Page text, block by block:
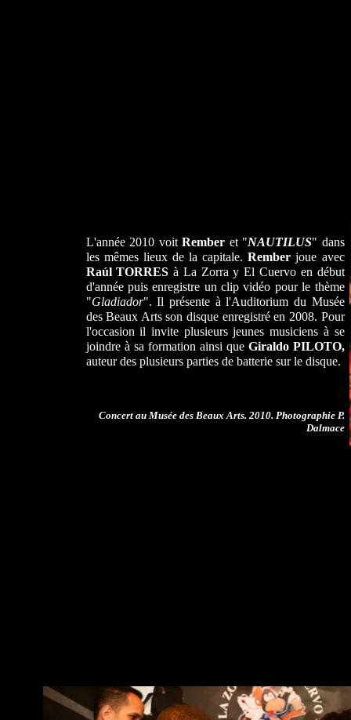
L'année 2010 voit Rember et "NAUTILUS" dans
les mêmes lieux de la capitale.Rember joue avec
Raúl TORRES à La Zorra y El Cuervo en début
d'année puis enregistre un clip vidéo pour le thème
"Gladiador". Il présente à l'Auditorium du Musée
des Beaux Arts son disque enregistré en 2008. Pour
l'occasion il invite plusieurs jeunes musiciens à se
joindre à sa formation ainsi que Giraldo PILOTO,
auteur des plusieurs parties de batterie sur le disque.
Concert au Musée des Beaux Arts. 2010. Photographie P.
Dalmace